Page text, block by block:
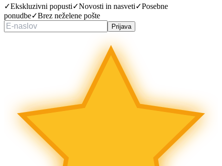
✓Ekskluzivni popusti✓Novosti in nasveti✓Posebne
ponudbe✓Brez neželene pošte
Prijava